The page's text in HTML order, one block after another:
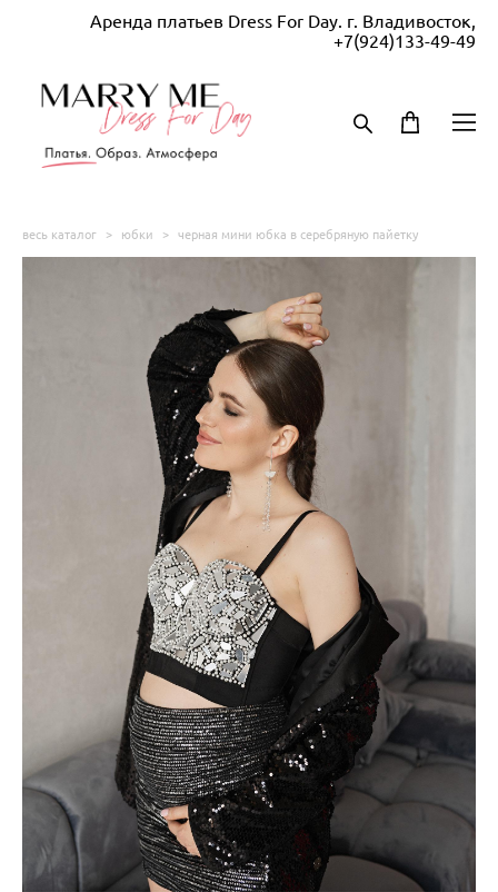
Аренда платьев Dress For Day. г. Владивосток,
+7(924)133-49-49
весь каталог > юбки > черная мини юбка в серебряную пайетку